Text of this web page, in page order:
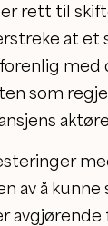
rett til
at et
med
som
av å
avgjørende